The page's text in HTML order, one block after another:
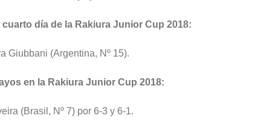
día de la Rakiura Junior Cup 2018:
Giubbani (Argentina, Nº 15).
en la Rakiura Junior Cup 2018:
(Brasil, Nº 7) por 6-3 y 6-1.